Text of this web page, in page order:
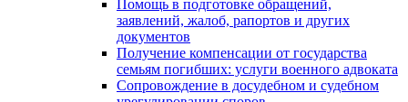
Помощь в подготовке обращений,
заявлений, жалоб, рапортов и других
документов
Получение компенсации от государства
семьям погибших: услуги военного адвоката
Сопровождение в досудебном и судебном